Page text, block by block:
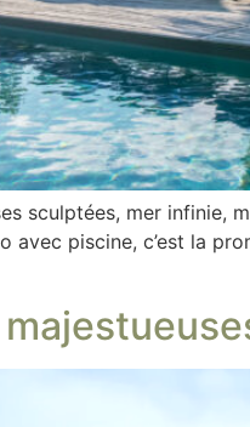
sculptées, mer
piscine, c’est la